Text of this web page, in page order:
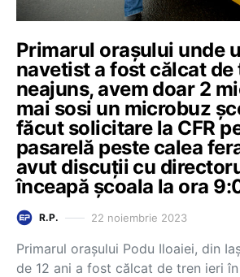
Primarul orașului unde
navetist a fost călcat de
neajuns, avem doar 2
mai sosi un microbuz
făcut solicitare la CFR
pasarelă peste calea
avut discuții cu
înceapă școala la ora
R.P. 22 noiembrie 2023
Primarul orașului Podu Iloaiei, din
de 12 ani a fost călcat de tren ieri